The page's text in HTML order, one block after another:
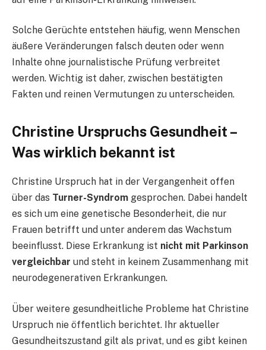
Solche Gerüchte entstehen häufig, wenn Menschen
äußere Veränderungen falsch deuten oder wenn
Inhalte ohne journalistische Prüfung verbreitet
werden. Wichtig ist daher, zwischen bestätigten
Fakten und reinen Vermutungen zu unterscheiden.
Christine Urspruchs Gesundheit –
Was wirklich bekannt ist
Christine Urspruch hat in der Vergangenheit offen
über das Turner-Syndrom gesprochen. Dabei handelt
es sich um eine genetische Besonderheit, die nur
Frauen betrifft und unter anderem das Wachstum
beeinflusst. Diese Erkrankung ist nicht mit Parkinson
vergleichbar und steht in keinem Zusammenhang mit
neurodegenerativen Erkrankungen.
Über weitere gesundheitliche Probleme hat Christine
Urspruch nie öffentlich berichtet. Ihr aktueller
Gesundheitszustand gilt als privat, und es gibt keinen